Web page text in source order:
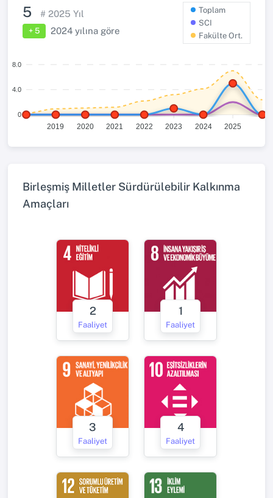
5 # 2025 Yıl
+ 5 2024 yılına göre
Toplam
SCI
Fakülte Ort.
8.0
4.0
0
2019 2020 2021 2022 2023 2024 2025
Birleşmiş Milletler Sürdürülebilir Kalkınma
Amaçları
2
Faaliyet
1
Faaliyet
3
Faaliyet
4
Faaliyet